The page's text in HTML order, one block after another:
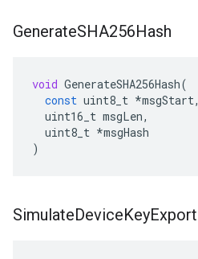
GenerateSHA256Hash
void GenerateSHA256Hash(
const uint8_t *msgStart,
uint16_t msgLen,
uint8_t *msgHash
)
SimulateDeviceKeyExport